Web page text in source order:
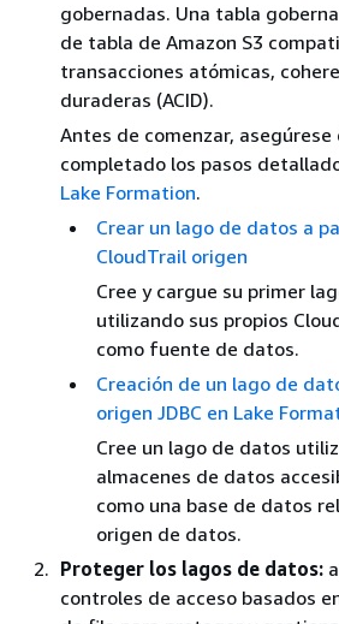
gobernadas. Una tabla
de tabla de Amazon S3
transacciones atómicas,
duraderas (ACID).
Antes de comenzar, asegúrese
completado los pasos
Lake Formation.
Crear un lago de datos a
CloudTrail origen
Cree y cargue su primer
utilizando sus propios
como fuente de datos.
Creación de un lago de
origen JDBC en Lake
Cree un lago de datos
almacenes de datos
como una base de datos
origen de datos.
Proteger los lagos de datos:
controles de acceso basados